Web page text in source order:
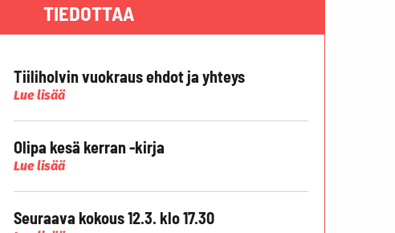
TIEDOTTAA
Tiiliholvin vuokraus ehdot ja yhteys
Lue lisää
Olipa kesä kerran -kirja
Lue lisää
Seuraava kokous 12.3. klo 17.30